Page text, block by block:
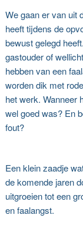
We gaan er van uit
heeft tijdens de
bewust gelegd
gastouder of
hebben van een
worden dik met
het werk. Wanneer
wel goed was? En
fout?
Een klein zaadje
de komende jaren
uitgroeien tot een
en faalangst.